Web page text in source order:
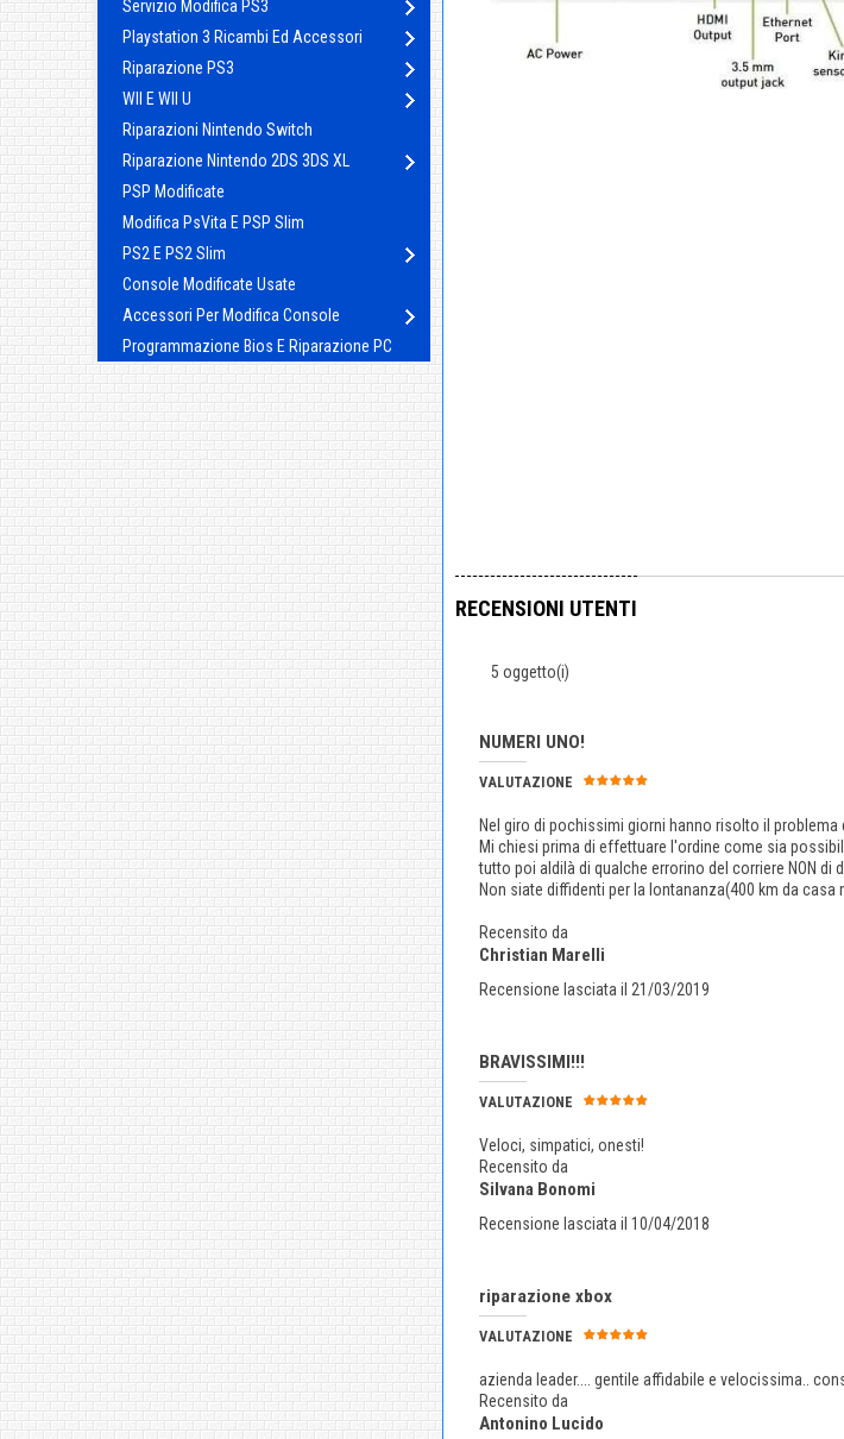
Servizio Modifica PS3
Playstation 3 Ricambi Ed Accessori
Riparazione PS3
WII E WII U
Riparazioni Nintendo Switch
Riparazione Nintendo 2DS 3DS XL
PSP Modificate
Modifica PsVita E PSP Slim
PS2 E PS2 Slim
Console Modificate Usate
Accessori Per Modifica Console
Programmazione Bios E Riparazione PC
RECENSIONI UTENTI
5 oggetto(i)
NUMERI UNO!
VALUTAZIONE
Nel giro di pochissimi giorni hanno risolto il
Mi chiesi prima di effettuare l'ordine come sia
tutto poi aldilà di qualche errorino del corriere NON di
Non siate diffidenti per la lontananza(400 km da
Recensito da
Christian Marelli
Recensione lasciata il 21/03/2019
BRAVISSIMI!!!
VALUTAZIONE
Veloci, simpatici, onesti!
Recensito da
Silvana Bonomi
Recensione lasciata il 10/04/2018
riparazione xbox
VALUTAZIONE
azienda leader.... gentile affidabile e velocissima..
Recensito da
Antonino Lucido